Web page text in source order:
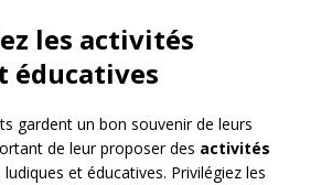
les activités
éducatives
gardent un bon souvenir de leurs
de leur proposer des activités
et éducatives. Privilégiez les